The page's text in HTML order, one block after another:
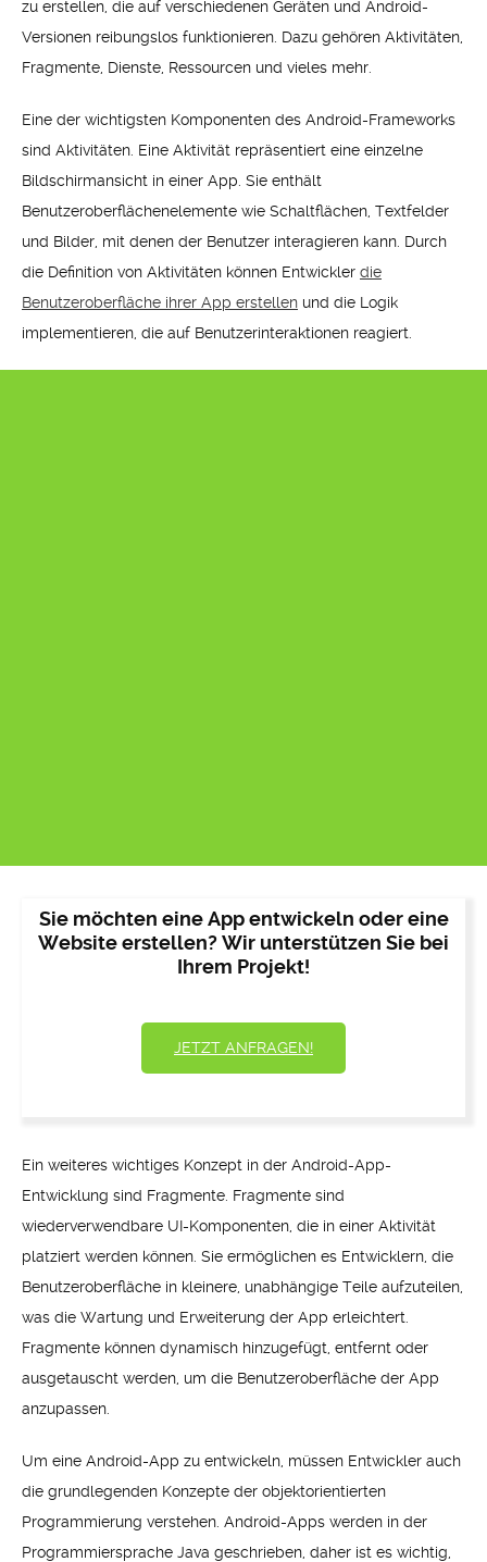
zu erstellen, die auf verschiedenen Geräten und Android-
Versionen reibungslos funktionieren. Dazu gehören Aktivitäten,
Fragmente, Dienste, Ressourcen und vieles mehr.
Eine der wichtigsten Komponenten des Android-Frameworks
sind Aktivitäten. Eine Aktivität repräsentiert eine einzelne
Bildschirmansicht in einer App. Sie enthält
Benutzeroberflächenelemente wie Schaltflächen, Textfelder
und Bilder, mit denen der Benutzer interagieren kann. Durch
die Definition von Aktivitäten können Entwickler die
Benutzeroberfläche ihrer App erstellen und die Logik
implementieren, die auf Benutzerinteraktionen reagiert.
Sie möchten eine App entwickeln oder eine
Website erstellen? Wir unterstützen Sie bei
Ihrem Projekt!
JETZT ANFRAGEN!
Ein weiteres wichtiges Konzept in der Android-App-
Entwicklung sind Fragmente. Fragmente sind
wiederverwendbare UI-Komponenten, die in einer Aktivität
platziert werden können. Sie ermöglichen es Entwicklern, die
Benutzeroberfläche in kleinere, unabhängige Teile aufzuteilen,
was die Wartung und Erweiterung der App erleichtert.
Fragmente können dynamisch hinzugefügt, entfernt oder
ausgetauscht werden, um die Benutzeroberfläche der App
anzupassen.
Um eine Android-App zu entwickeln, müssen Entwickler auch
die grundlegenden Konzepte der objektorientierten
Programmierung verstehen. Android-Apps werden in der
Programmiersprache Java geschrieben, daher ist es wichtig,